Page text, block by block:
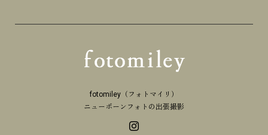
fotomiley（フォトマイリ）
ニューボーンフォトの出張撮影